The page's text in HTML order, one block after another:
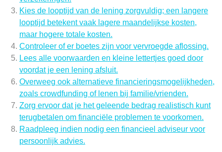
Kies de looptijd van de lening zorgvuldig; een langere
looptijd betekent vaak lagere maandelijkse kosten,
maar hogere totale kosten.
Controleer of er boetes zijn voor vervroegde aflossing.
Lees alle voorwaarden en kleine lettertjes goed door
voordat je een lening afsluit.
Overweeg ook alternatieve financieringsmogelijkheden,
zoals crowdfunding of lenen bij familie/vrienden.
Zorg ervoor dat je het geleende bedrag realistisch kunt
terugbetalen om financiële problemen te voorkomen.
Raadpleeg indien nodig een financieel adviseur voor
persoonlijk advies.